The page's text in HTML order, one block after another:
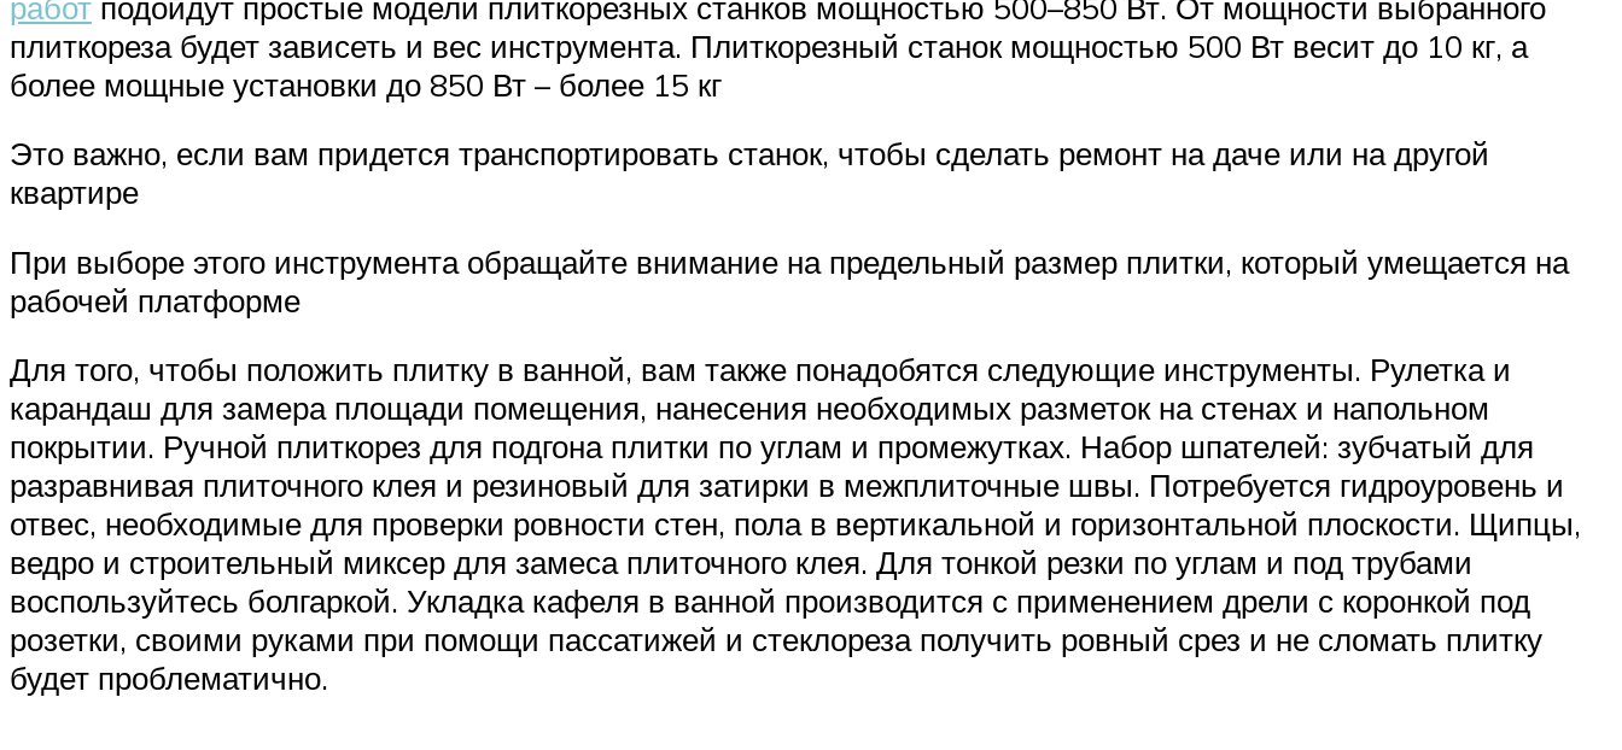
плиткореза будет зависеть и вес инструмента. Плиткорезный станок мощностью 500 Вт весит до 10 кг, а
более мощные установки до 850 Вт – более 15 кг
Это важно, если вам придется транспортировать станок, чтобы сделать ремонт на даче или на другой
квартире
При выборе этого инструмента обращайте внимание на предельный размер плитки, который умещается на
рабочей платформе
Для того, чтобы положить плитку в ванной, вам также понадобятся следующие инструменты. Рулетка и
карандаш для замера площади помещения, нанесения необходимых разметок на стенах и напольном
покрытии. Ручной плиткорез для подгона плитки по углам и промежутках. Набор шпателей: зубчатый для
разравнивая плиточного клея и резиновый для затирки в межплиточные швы. Потребуется гидроуровень и
отвес, необходимые для проверки ровности стен, пола в вертикальной и горизонтальной плоскости. Щипцы,
ведро и строительный миксер для замеса плиточного клея. Для тонкой резки по углам и под трубами
воспользуйтесь болгаркой. Укладка кафеля в ванной производится с применением дрели с коронкой под
розетки, своими руками при помощи пассатижей и стеклореза получить ровный срез и не сломать плитку
будет проблематично.